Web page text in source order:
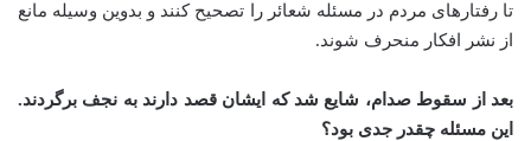
تا رفتارهای مردم در مسئله شعائر را تصحیح کنند و بدوین وسیله مانع
از نشر افکار منحرف شوند.
بعد از سقوط صدام، شایع شد که ایشان قصد دارند به نجف برگردند.
این مسئله چقدر جدی بود؟